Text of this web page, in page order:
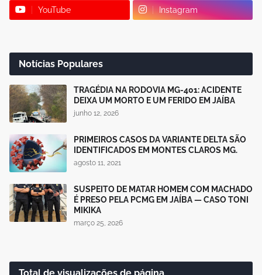
YouTube Instagram
Notícias Populares
TRAGÉDIA NA RODOVIA MG-401: ACIDENTE
DEIXA UM MORTO E UM FERIDO EM JAÍBA
junho 12, 2026
PRIMEIROS CASOS DA VARIANTE DELTA SÃO
IDENTIFICADOS EM MONTES CLAROS MG.
agosto 11, 2021
SUSPEITO DE MATAR HOMEM COM MACHADO
É PRESO PELA PCMG EM JAÍBA — CASO TONI
MIKIKA
março 25, 2026
Total de visualizações de página